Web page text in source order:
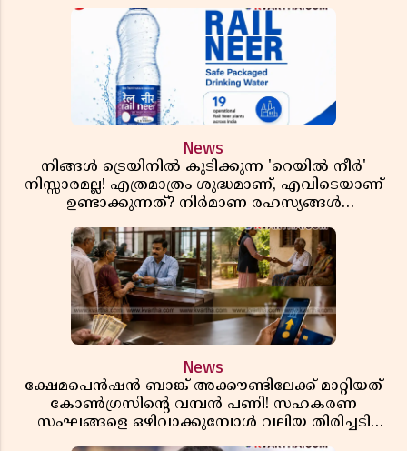
News
നിങ്ങൾ ട്രെയിനിൽ കുടിക്കുന്ന 'റെയിൽ നീർ'
നിസ്സാരമല്ല! എത്രമാത്രം ശുദ്ധമാണ്, എവിടെയാണ്
ഉണ്ടാക്കുന്നത്? നിർമാണ രഹസ്യങ്ങൾ
News
ക്ഷേമപെൻഷൻ ബാങ്ക് അക്കൗണ്ടിലേക്ക് മാറ്റിയത്
കോൺഗ്രസിന്റെ വമ്പൻ പണി! സഹകരണ
സംഘങ്ങളെ ഒഴിവാക്കുമ്പോൾ വലിയ തിരിച്ചടി